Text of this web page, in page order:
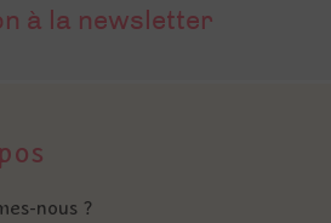
à la newsletter
nous ?